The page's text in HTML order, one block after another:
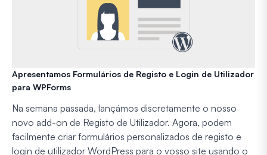
Apresentamos Formulários de Registo e Login de Utilizador
para WPForms
Na semana passada, lançámos discretamente o nosso
novo add-on de Registo de Utilizador. Agora, podem
facilmente criar formulários personalizados de registo e
login de utilizador WordPress para o vosso site usando o